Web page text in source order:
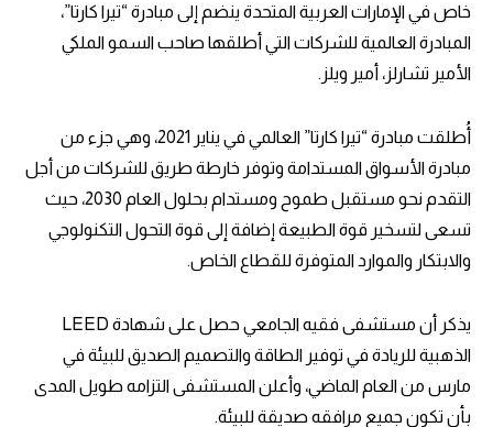
خاص في الإمارات العربية المتحدة ينضم إلى مبادرة “تيرا كارتا”،
المبادرة العالمية للشركات التي أطلقها صاحب السمو الملكي
الأمير تشارلز، أمير ويلز.
أُطلقت مبادرة “تيرا كارتا” العالمي في يناير 2021، وهي جزء من
مبادرة الأسواق المستدامة وتوفر خارطة طريق للشركات من أجل
التقدم نحو مستقبل طموح ومستدام بحلول العام 2030، حيث
تسعى لتسخير قوة الطبيعة إضافة إلى قوة التحول التكنولوجي
والابتكار والموارد المتوفرة للقطاع الخاص.
يذكر أن مستشفى فقيه الجامعي حصل على شهادة LEED
الذهبية للريادة في توفير الطاقة والتصميم الصديق للبيئة في
مارس من العام الماضي، وأعلن المستشفى التزامه طويل المدى
بأن تكون جميع مرافقه صديقة للبيئة.